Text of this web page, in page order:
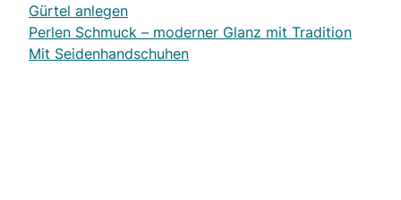
Gürtel anlegen
Perlen Schmuck – moderner Glanz mit Tradition
Mit Seidenhandschuhen